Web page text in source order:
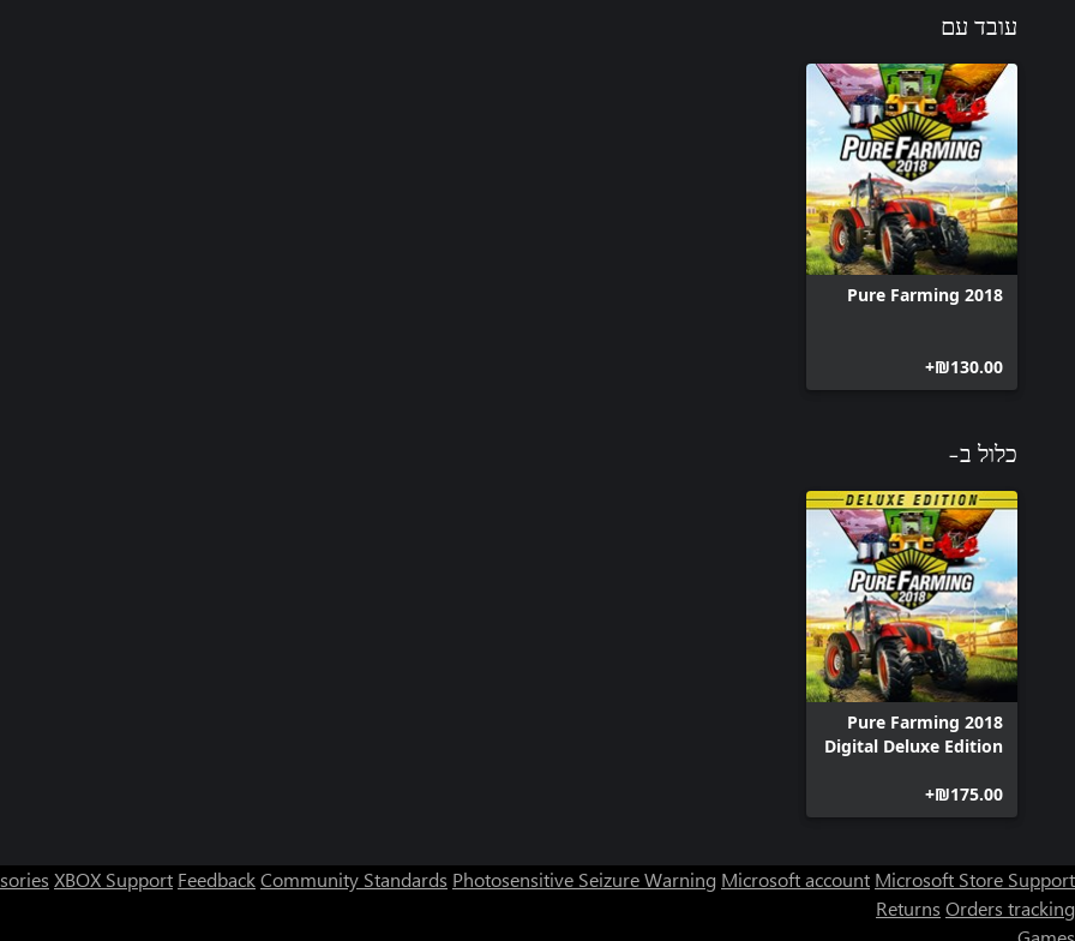
עובד עם
Pure Farming 2018
‪₪‎130.00‬+
כלול ב-
Pure Farming 2018
Digital Deluxe Edition
‪₪‎175.00‬+
XBOX Support FeedbackCommunity Standards Photosensitive Seizure Warning Microsoft account Microsoft Store Support
Returns Orders tracking